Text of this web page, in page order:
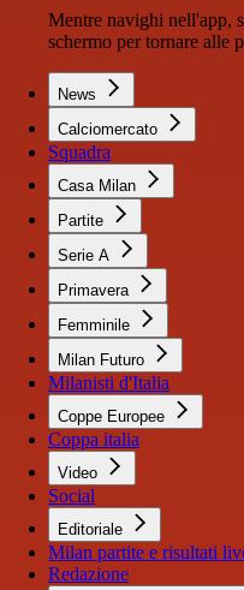
Mentre navighi nell'app,
schermo per tornare alle
News
Calciomercato
Squadra
Casa Milan
Partite
Serie A
Primavera
Femminile
Milan Futuro
Milanisti d'Italia
Coppe Europee
Coppa italia
Video
Social
Editoriale
Milan partite e risultati
Redazione